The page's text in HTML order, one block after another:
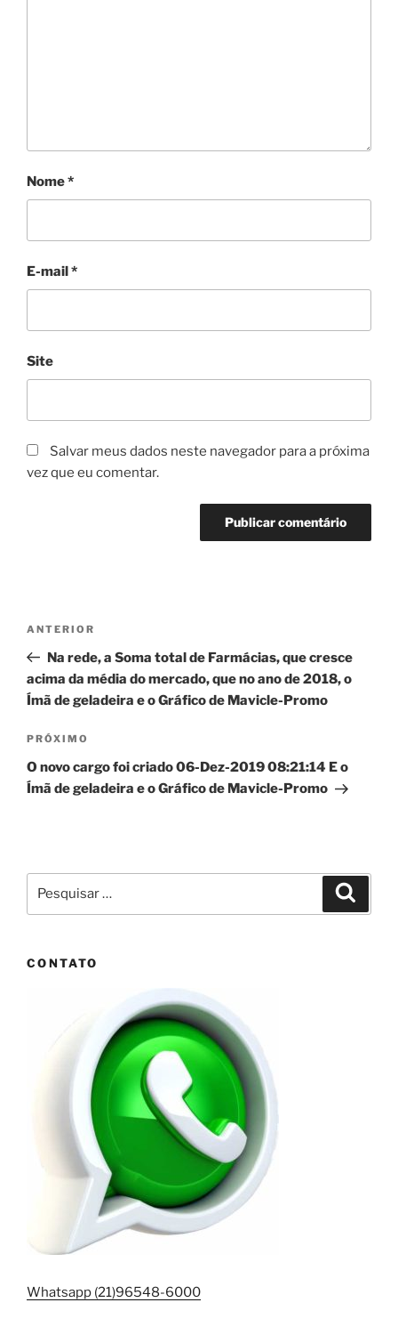
Nome*
E-mail*
Site
Salvar meus dados neste navegador para a próxima
vez que eu comentar.
Post
Post
anterior
ANTERIOR
Na rede, a Soma total de Farmácias, que cresce
acima da média do mercado, que no ano de 2018, o
Ímã de geladeira e o Gráfico de Mavicle-Promo
Próximo
post
PRÓXIMO
O novo cargo foi criado 06-Dez-2019 08:21:14 E o
Ímã de geladeira e o Gráfico de Mavicle-Promo
por:
CONTATO
Whatsapp (21)96548-6000